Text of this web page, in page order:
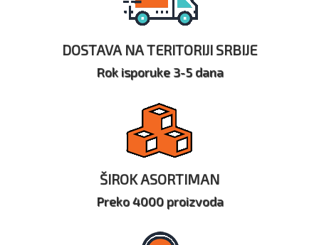
DOSTAVA NA TERITORIJI SRBIJE
Rok isporuke 3-5 dana
ŠIROK ASORTIMAN
Preko 4000 proizvoda